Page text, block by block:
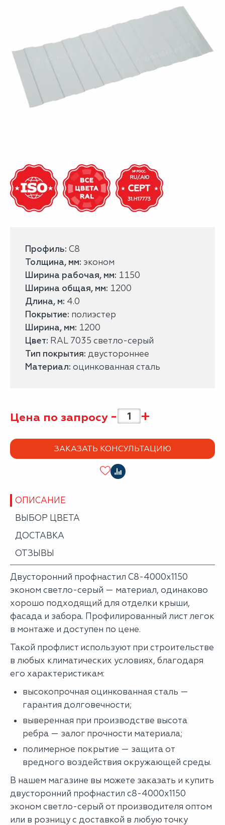
Профиль: С8
Толщина, мм: эконом
Ширина рабочая, мм: 1150
Ширина общая, мм: 1200
Длина, м: 4.0
Покрытие: полиэстер
Ширина, мм: 1200
Цвет: RAL 7035 светло-серый
Тип покрытия: двустороннее
Материал: оцинкованная сталь
Цена по запросу - +
ЗАКАЗАТЬ КОНСУЛЬТАЦИЮ
ОПИСАНИЕ
ВЫБОР ЦВЕТА
ДОСТАВКА
ОТЗЫВЫ
Двусторонний профнастил С8-4000х1150
эконом светло-серый — материал, одинаково
хорошо подходящий для отделки крыши,
фасада и забора. Профилированный лист легок
в монтаже и доступен по цене.
Такой профлист используют при строительстве
в любых климатических условиях, благодаря
его характеристикам:
высокопрочная оцинкованная сталь —
гарантия долговечности;
выверенная при производстве высота
ребра — залог прочности материала;
полимерное покрытие — защита от
вредного воздействия окружающей среды.
В нашем магазине вы можете заказать и купить
двусторонний профнастил с8-4000х1150
эконом светло-серый от производителя оптом
или в розницу с доставкой в любую точку